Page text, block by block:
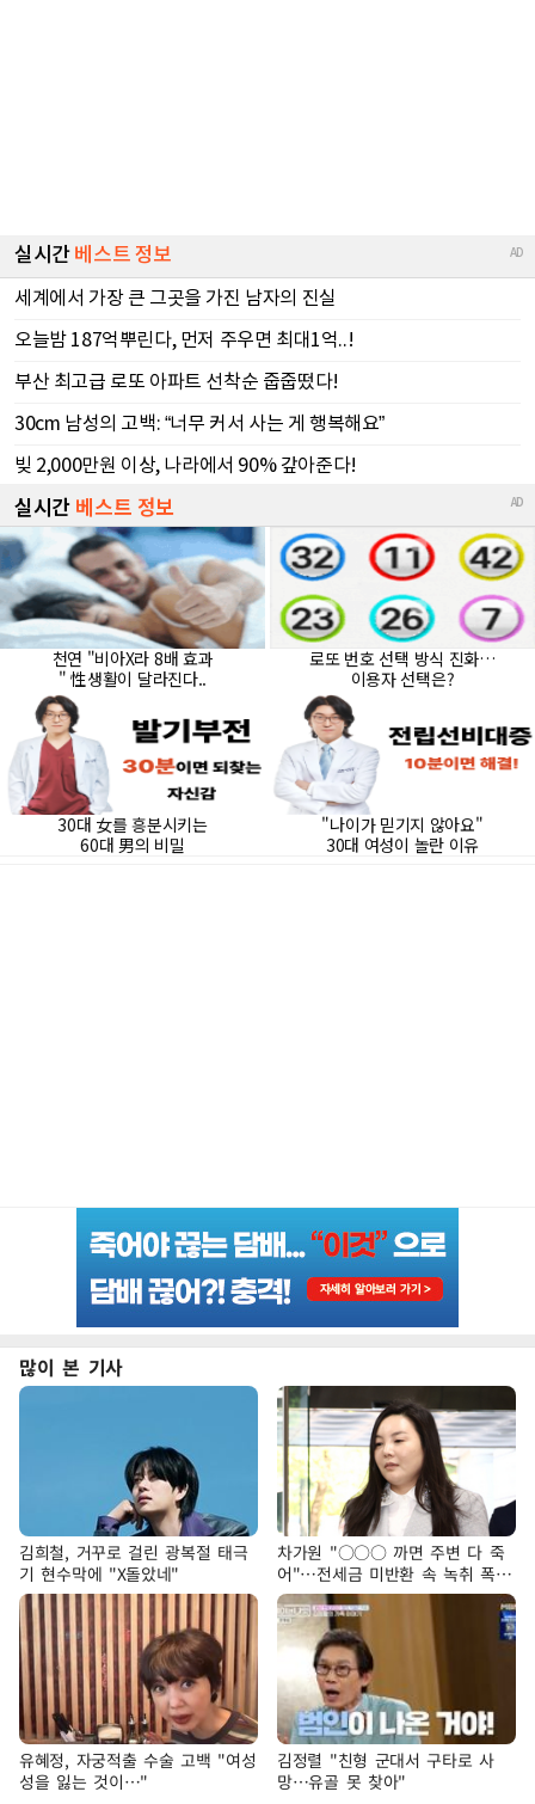
많이 본 기사
김희철, 거꾸로 걸린 광복절 태극
기 현수막에 "X돌았네"
차가원 "○○○ 까면 주변 다 죽
어"…전세금 미반환 속 녹취 폭로
파장
유혜정, 자궁적출 수술 고백 "여성
성을 잃는 것이…"
김정렬 "친형 군대서 구타로 사
망…유골 못 찾아"